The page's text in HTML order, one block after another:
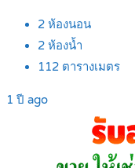
2 ห้องนอน
2 ห้องน้ำ
112 ตารางเมตร
1 ปี ago